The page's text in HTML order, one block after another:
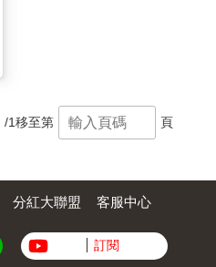
/1移至第 頁
分紅大聯盟 客服中心
訂閱